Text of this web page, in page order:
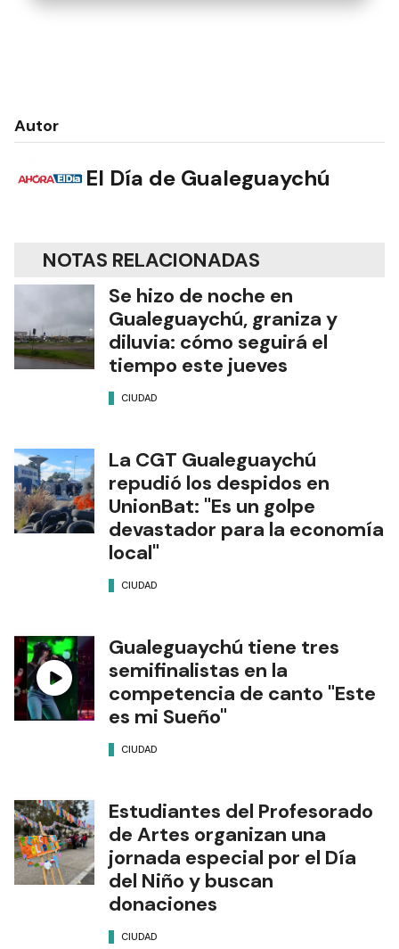
Autor
El Día de Gualeguaychú
NOTAS RELACIONADAS
Se hizo de noche en
Gualeguaychú, graniza y
diluvia: cómo seguirá el
tiempo este jueves
CIUDAD
La CGT Gualeguaychú
repudió los despidos en
UnionBat: "Es un golpe
devastador para la economía
local"
CIUDAD
Gualeguaychú tiene tres
semifinalistas en la
competencia de canto "Este
es mi Sueño"
CIUDAD
Estudiantes del Profesorado
de Artes organizan una
jornada especial por el Día
del Niño y buscan
donaciones
CIUDAD